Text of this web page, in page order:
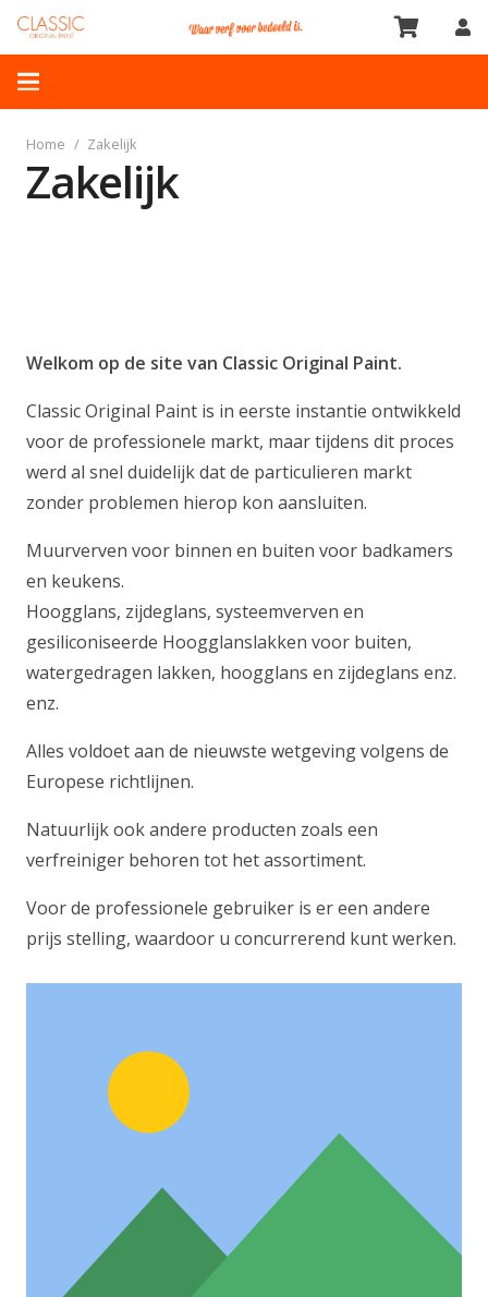
Home / Zakelijk
Zakelijk
Welkom op de site van Classic Original Paint.
Classic Original Paint is in eerste instantie ontwikkeld
voor de professionele markt, maar tijdens dit proces
werd al snel duidelijk dat de particulieren markt
zonder problemen hierop kon aansluiten.
Muurverven voor binnen en buiten voor badkamers
en keukens.
Hoogglans, zijdeglans, systeemverven en
gesiliconiseerde Hoogglanslakken voor buiten,
watergedragen lakken, hoogglans en zijdeglans enz.
enz.
Alles voldoet aan de nieuwste wetgeving volgens de
Europese richtlijnen.
Natuurlijk ook andere producten zoals een
verfreiniger behoren tot het assortiment.
Voor de professionele gebruiker is er een andere
prijs stelling, waardoor u concurrerend kunt werken.